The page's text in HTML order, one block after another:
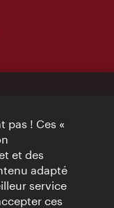
pas ! Ces «
et des
adapté
service
ces